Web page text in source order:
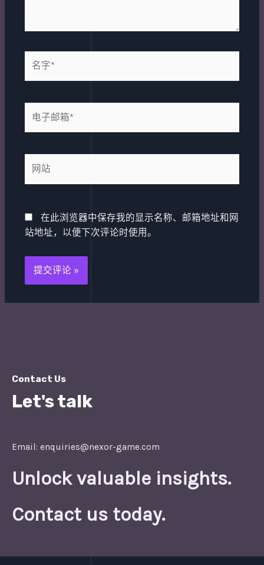
箱
站
在此浏览器中保存我的显示名称、邮箱地址和网
站地址，以便下次评论时使用。
Contact Us
Let's talk
Email: enquiries@nexor-game.com
Unlock valuable insights.
Contact us today.